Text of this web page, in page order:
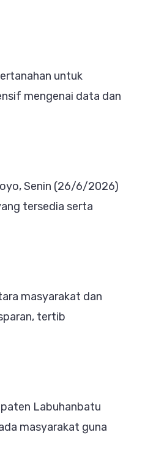
untuk
mengenai data dan
Senin (26/6/2026)
tersedia serta
masyarakat dan
tertib
Labuhanbatu
masyarakat guna